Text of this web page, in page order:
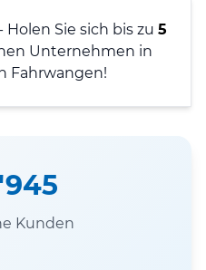
Holen Sie sich bis zu 5
Unternehmen in
Fahrwangen!
Kunden